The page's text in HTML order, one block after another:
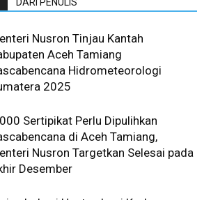
Nusron Tinjau Kantah
Aceh Tamiang
Hidrometeorologi
2025
Sertipikat Perlu Dipulihkan
di Aceh Tamiang,
Nusron Targetkan Selesai pada
Desember